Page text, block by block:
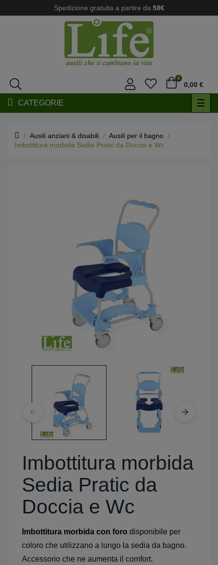
Spedizione gratuita a partire da 58€
0
0,00 €
CATEGORIE ☰
Ausili anziani & disabili
Ausili per il bagno
Imbottitura morbida Sedia Pratic da Doccia e Wc
Imbottitura morbida
Sedia Pratic da
Doccia e Wc
Imbottitura morbida con foro disponibile per
coloro che utilizzano a lungo la sedia da bagno.
Accessorio che ne aumenta il comfort.